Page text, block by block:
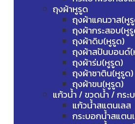
ถุงผ้าหูรูด
ถุงผ้าแคนวาส(หู
ถุงผ้ากระสอบ(หู
ถุงผ้าดิบ(หูรูด)
ถุงผ้าสปันบอนด์
ถุงผ้าร่ม(หูรูด)
ถุงผ้าซาติน(หูรูด)
ถุงผ้าขน(หูรูด)
แก้วน้ำ / ขวดน้ำ / กระ
แก้วน้ำสแตนเลส
กระบอกน้ำสแตน